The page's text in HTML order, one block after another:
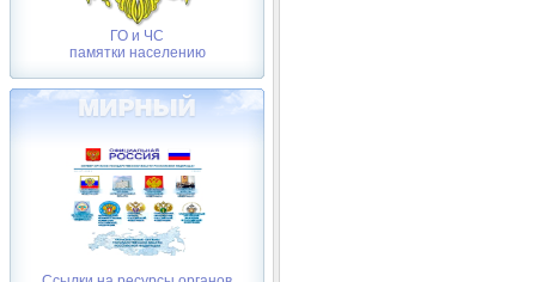
ГО и ЧС
памятки населению